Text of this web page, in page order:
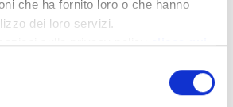
che ha fornito loro o che hanno
dei loro servizi.
sulla privacy policyclicca qui